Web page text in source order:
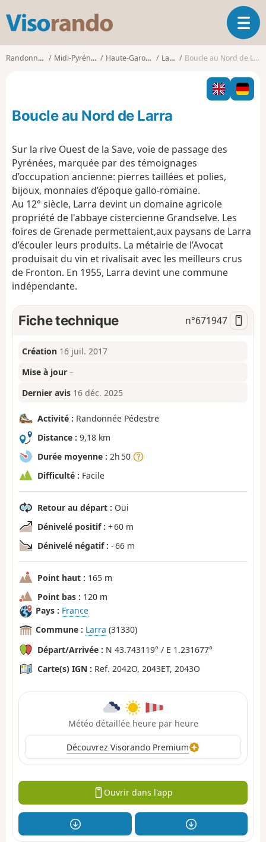
s
o
o
O
u
v
i
r
l
o
Randonnées Midi-Pyrénées Haute-Garonne Larra Boucle au Nord de Larra
Boucle au Nord de Larra
Sur la rive Ouest de la Save, voie de passage des
Pyrénées, marquée par des témoignages
d’occupation ancienne: pierres taillées et polies,
bijoux, monnaies d’époque gallo-romaine.
Au 12° siècle, Larra devint un domaine agricole
propriété de l'abbaye cistercienne Grandselve. Les
foires de Grenade permettaient,aux paysans de Larra
d’écouler leurs produits. La métairie de l’Avocat
produisait du vin et rivalisait avec les meilleurs crus
de Fronton. En 1955, Larra devint une commune
indépendante.
Fiche technique n°671947
Création 16 juil. 2017
Mise à jour –
Dernier avis 16 déc. 2025
Activité : Randonnée Pédestre
Distance : 9,18 km
Durée moyenne : 2h 50
Difficulté : Facile
Retour au départ : Oui
Dénivelé positif : + 60 m
Dénivelé négatif : - 66 m
Point haut : 165 m
Point bas : 120 m
Pays : France
Commune : Larra (31330)
Départ/Arrivée : N 43.743119° / E 1.231677°
Carte(s) IGN : Ref. 2042O, 2043ET, 2043O
Météo détaillée heure par heure
Découvrez Visorando Premium
Ouvrir dans l'app